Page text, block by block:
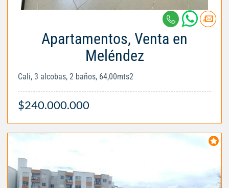
Apartamentos, Venta en
Meléndez
Cali, 3 alcobas, 2 baños, 64,00mts2
$240.000.000